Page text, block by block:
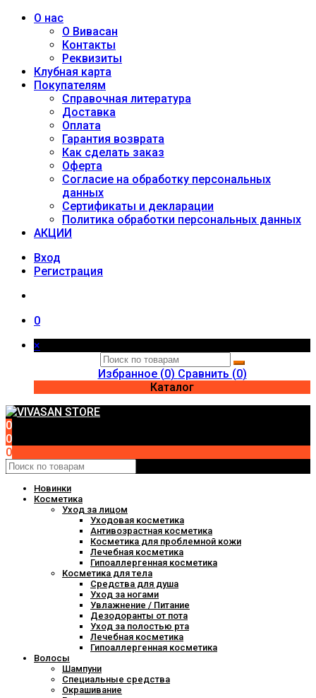
О нас
О Вивасан
Контакты
Реквизиты
Клубная карта
Покупателям
Справочная литература
Доставка
Оплата
Гарантия возврата
Как сделать заказ
Оферта
Согласие на обработку персональных
данных
Сертификаты и декларации
Политика обработки персональных данных
АКЦИИ
Вход
Регистрация
0
×
Избранное (0) Сравнить (0)
Каталог
0
0
0
Новинки
Косметика
Уход за лицом
Уходовая косметика
Антивозрастная косметика
Косметика для проблемной кожи
Лечебная косметика
Гипоаллергенная косметика
Косметика для тела
Средства для душа
Уход за ногами
Увлажнение / Питание
Дезодоранты от пота
Уход за полостью рта
Лечебная косметика
Гипоаллергенная косметика
Волосы
Шампуни
Специальные средства
Окрашивание